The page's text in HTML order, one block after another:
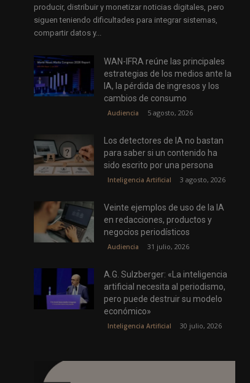
producir, distribuir y monetizar noticias digitales, pero
siguen teniendo dificultades para integrar sistemas,
compartir datos y...
WAN-IFRA reúne las principales
estrategias de los medios ante la
IA, la pérdida de ingresos y los
cambios de consumo
Audiencia 5 agosto, 2026
Los detectores de IA no bastan
para saber si un contenido ha
sido escrito por una persona
Inteligencia Artificial 3 agosto, 2026
Veinte ejemplos de uso de la IA
en redacciones, productos y
negocios periodísticos
Audiencia 31 julio, 2026
A.G. Sulzberger: «La inteligencia
artificial necesita al periodismo,
pero puede destruir su modelo
económico»
Inteligencia Artificial 30 julio, 2026